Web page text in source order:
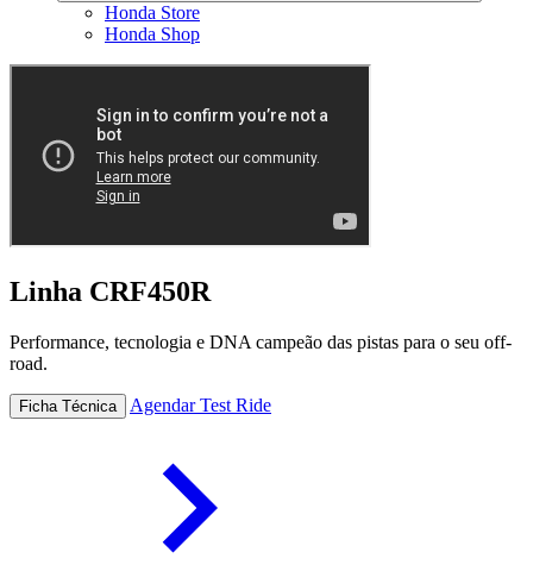
Honda Store
Honda Shop
Linha CRF450R
Performance, tecnologia e DNA campeão das pistas para o seu off-
road.
Ficha Técnica Agendar Test Ride